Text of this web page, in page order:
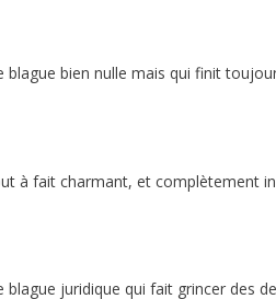
blague bien nulle mais qui finit
à fait charmant, et complètement
blague juridique qui fait grincer des